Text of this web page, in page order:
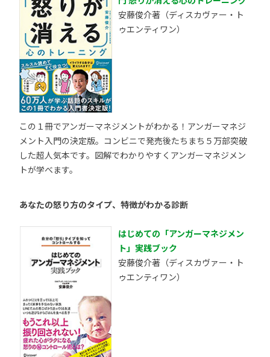
安藤俊介著（ディスカヴァー・ト
ゥエンティワン）
この１冊でアンガーマネジメントがわかる！アンガーマネジ
メント入門の決定版。コンビニで発売後たちまち５万部突破
した超人気本です。図解でわかりやすくアンガーマネジメン
トが学べます。
あなたの怒り方のタイプ、特徴がわかる診断
はじめての「アンガーマネジメン
ト」実践ブック
安藤俊介著（ディスカヴァー・ト
ゥエンティワン）